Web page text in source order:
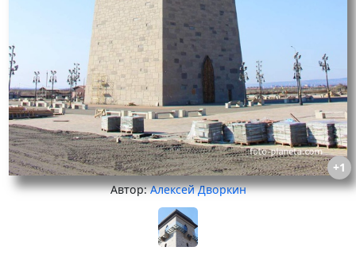
+1
Автор:Алексей Дворкин